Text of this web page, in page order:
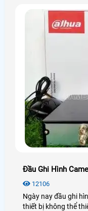
Đầu Ghi Hình
12106
Ngày nay đầu ghi
thiết bị không thể